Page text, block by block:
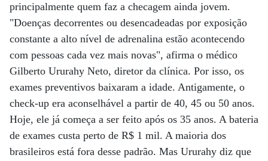
principalmente quem faz a checagem ainda jovem.
"Doenças decorrentes ou desencadeadas por exposição
constante a alto nível de adrenalina estão acontecendo
com pessoas cada vez mais novas", afirma o médico
Gilberto Ururahy Neto, diretor da clínica. Por isso, os
exames preventivos baixaram a idade. Antigamente, o
check-up era aconselhável a partir de 40, 45 ou 50 anos.
Hoje, ele já começa a ser feito após os 35 anos. A bateria
de exames custa perto de R$ 1 mil. A maioria dos
brasileiros está fora desse padrão. Mas Ururahy diz que